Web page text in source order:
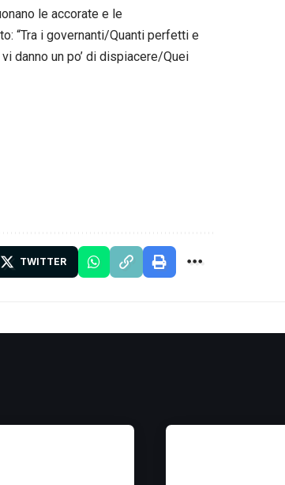
le accorate e le
“Tra i governanti/Quanti perfetti e
danno un po’ di dispiacere/Quei
TWITTER